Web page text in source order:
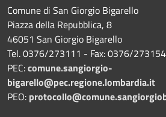
Comune di San Giorgio Bigarello
Piazza della Repubblica, 8
46051 San Giorgio Bigarello
Tel. 0376/273111 - Fax: 0376/273154
PEC:comune.sangiorgio-
bigarello@pec.regione.lombardia.it
PEO: